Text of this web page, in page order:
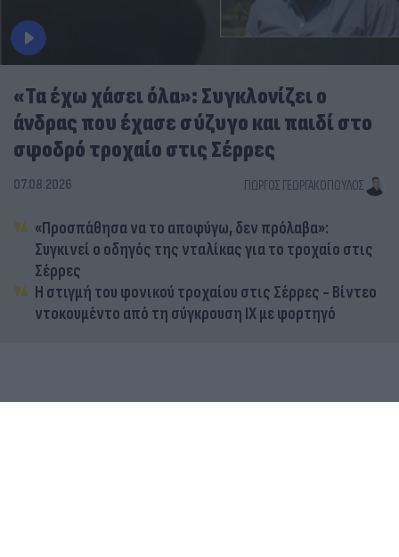
«Τα έχω χάσει όλα»: Συγκλονίζει ο
άνδρας που έχασε σύζυγο και παιδί στο
σφοδρό τροχαίο στις Σέρρες
07.08.2026 ΓΙΏΡΓΟΣ ΓΕΩΡΓΑΚΌΠΟΥΛΟΣ
«Προσπάθησα να το αποφύγω, δεν πρόλαβα»:
Συγκινεί ο οδηγός της νταλίκας για το τροχαίο στις
Σέρρες
Η στιγμή του φονικού τροχαίου στις Σέρρες - Βίντεο
ντοκουμέντο από τη σύγκρουση ΙΧ με φορτηγό